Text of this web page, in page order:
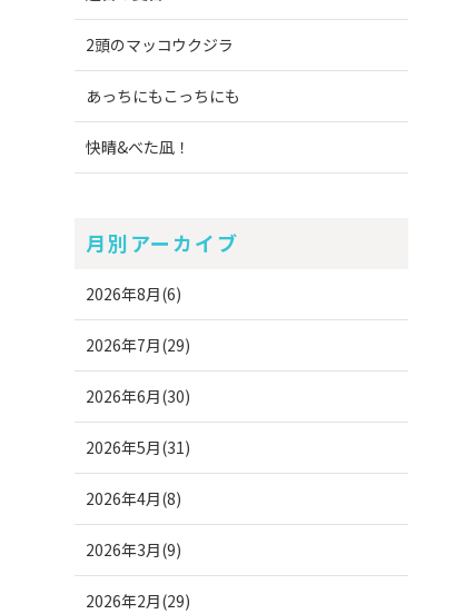
2頭のマッコウクジラ
あっちにもこっちにも
快晴&べた凪！
月別アーカイブ
2026年8月(6)
2026年7月(29)
2026年6月(30)
2026年5月(31)
2026年4月(8)
2026年3月(9)
2026年2月(29)